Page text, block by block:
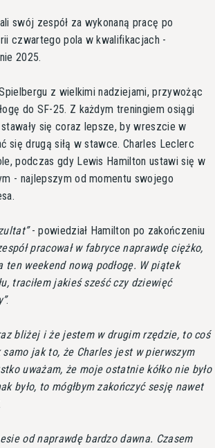
swój zespół za wykonaną pracę po
czwartego pola w kwalifikacjach -
2025.
z wielkimi nadziejami, przywożąc
do SF-25. Z każdym treningiem osiągi
się coraz lepsze, by wreszcie w
się drugą siłą w stawce. Charles Leclerc
podczas gdy Lewis Hamilton ustawi się w
- najlepszym od momentu swojego
- powiedział Hamilton po zakończeniu
pracował w fabryce naprawdę ciężko,
ten weekend nową podłogę. W piątek
traciłem jakieś sześć czy dziewięć
.
bliżej i że jestem w drugim rzędzie, to coś
jak to, że Charles jest w pierwszym
uważam, że moje ostatnie kółko nie było
było, to mógłbym zakończyć sesję nawet
od naprawdę bardzo dawna. Czasem